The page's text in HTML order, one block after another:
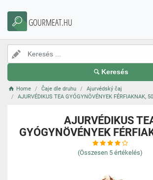
GOURMEAT.HU
Keresés
Home Čaje dle druhu
Ajurvédský čaj
AJURVÉDIKUS TEA GYÓGYNÖVÉNYEK FÉRFIAKNAK,
AJURVÉDIKUS
GYÓGYNÖVÉNYEK
(Összesen 5 értékelés)